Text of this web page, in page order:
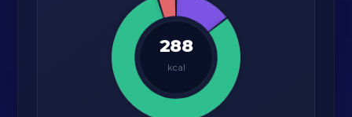
288
kcal